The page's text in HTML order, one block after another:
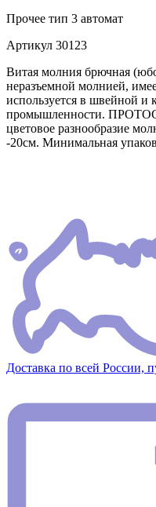
Прочее тип 3 автомат
Артикул 30123
Витая молния брючная
неразъемной молнией,
используется в швейной и
промышленности. ПРОТОС
цветовое разнообразие
-20см. Минимальная
Доставка по всей России,